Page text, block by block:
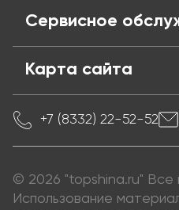
Сервисное
Карта сайта
+7 (8332) 22-52-52
© 2026 "topshina.ru"
Использование